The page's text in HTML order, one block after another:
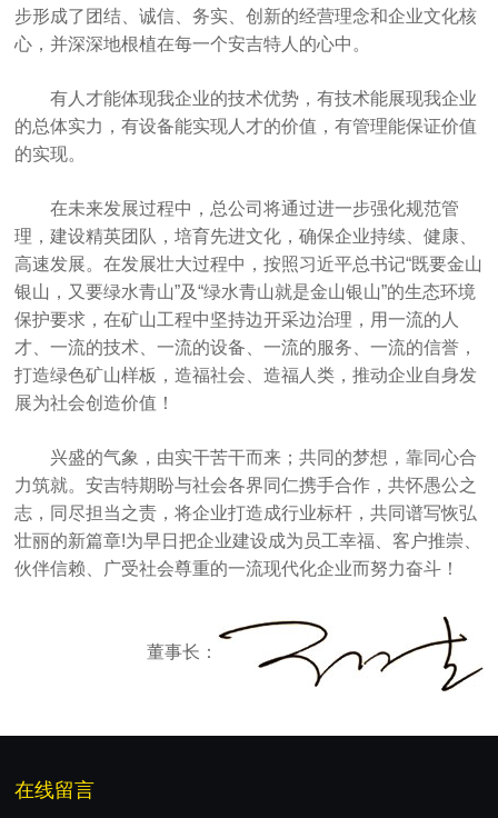
步形成了团结、诚信、务实、创新的经营理念和企业文化核
心，并深深地根植在每一个安吉特人的心中。
有人才能体现我企业的技术优势，有技术能展现我企业
的总体实力，有设备能实现人才的价值，有管理能保证价值
的实现。
在未来发展过程中，总公司将通过进一步强化规范管
理，建设精英团队，培育先进文化，确保企业持续、健康、
高速发展。在发展壮大过程中，按照习近平总书记“既要金山
银山，又要绿水青山”及“绿水青山就是金山银山”的生态环境
保护要求，在矿山工程中坚持边开采边治理，用一流的人
才、一流的技术、一流的设备、一流的服务、一流的信誉，
打造绿色矿山样板，造福社会、造福人类，推动企业自身发
展为社会创造价值！
兴盛的气象，由实干苦干而来；共同的梦想，靠同心合
力筑就。安吉特期盼与社会各界同仁携手合作，共怀愚公之
志，同尽担当之责，将企业打造成行业标杆，共同谱写恢弘
壮丽的新篇章!为早日把企业建设成为员工幸福、客户推崇、
伙伴信赖、广受社会尊重的一流现代化企业而努力奋斗！
董事长：
在线留言